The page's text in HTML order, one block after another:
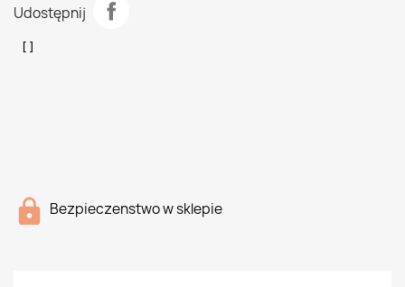
Udostępnij
Bezpieczenstwo w sklepie